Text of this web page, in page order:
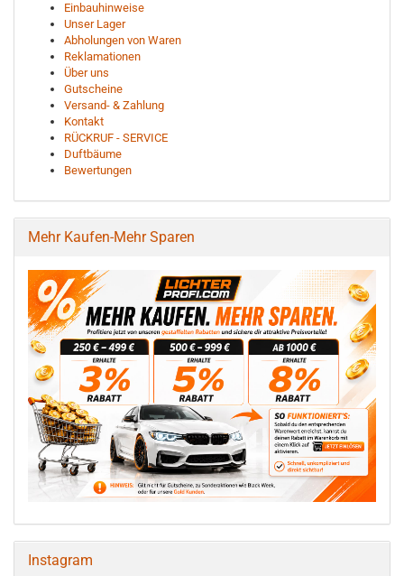
Einbauhinweise
Unser Lager
Abholungen von Waren
Reklamationen
Über uns
Gutscheine
Versand- & Zahlung
Kontakt
RÜCKRUF - SERVICE
Duftbäume
Bewertungen
Mehr Kaufen-Mehr Sparen
Instagram